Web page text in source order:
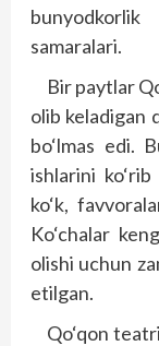
samaralari.
Bir paytlar
olib keladigan
bo‘lmas edi.
ishlarini
ko‘k,
Ko‘chalar
olishi uchun
etilgan.
Qo‘qon